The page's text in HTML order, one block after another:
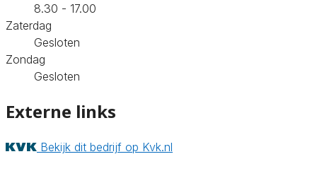
8.30 - 17.00
Zaterdag
Gesloten
Zondag
Gesloten
Externe links
Bekijk dit bedrijf op Kvk.nl